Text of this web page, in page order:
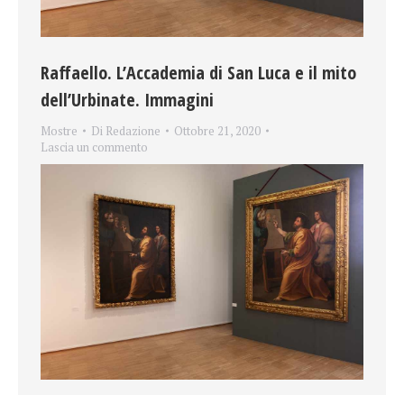
Raffaello. L’Accademia di San Luca e il mito
dell’Urbinate. Immagini
Mostre Di Redazione
Ottobre 21, 2020
Lascia un commento